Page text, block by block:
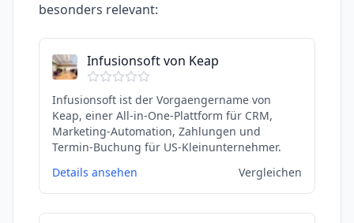
besonders relevant:
Infusionsoft von Keap
Infusionsoft ist der Vorgaengername von
Keap, einer All-in-One-Plattform für CRM,
Marketing-Automation, Zahlungen und
Termin-Buchung für US-Kleinunternehmer.
Details ansehen
Vergleichen